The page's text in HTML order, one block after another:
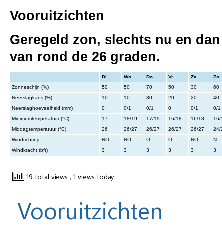
Vooruitzichten
Geregeld zon, slechts nu en
van rond de 26 graden.
Di Wo Do Vr Za
Zo
Zonneschijn (%)
50 50 70 50 30
60
Neerslagkans (%)
10 10 30 20 20
40
Neerslaghoeveelheid (mm)
0 0/1 0/1 0 0/1
0/1
Minimumtemperatuur (°C)
17 18/19 17/19 16/18 16/18
16/
Middagtemperatuur (°C)
26 26/27 26/27 26/27 26/27
24/
Windrichting
NO NO O O NO
N
Windkracht (bft)
3 3 3 3 3 3
19 total views , 1 views today
Vooruitzichten